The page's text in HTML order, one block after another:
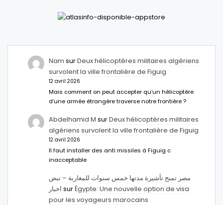
Nam surDeux hélicoptères militaires algériens
survolent la ville frontalière de Figuig
12 avril 2026
Mais comment on peut accepter qu’un hélicoptère
d’une armée étrangère traverse notre frontière ?
Abdelhamid M surDeux hélicoptères militaires
algériens survolent la ville frontalière de Figuig
12 avril 2026
Il faut installer des anti missiles à Figuig c
inacceptable
مصر تمنح تأشيرة مدتها خمس سنوات للمغاربة – نبض
اخبار surÉgypte: Une nouvelle option de visa
pour les voyageurs marocains